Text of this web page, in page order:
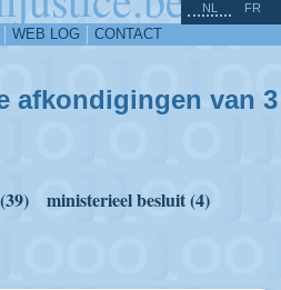
WEB LOG CONTACT
NL FR
afkondigingen van 3
ministerieel besluit (4)
^